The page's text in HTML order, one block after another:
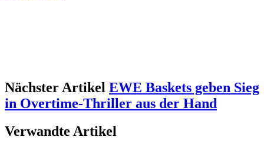
Nächster Artikel EWE Baskets geben Sieg
in Overtime-Thriller aus der Hand
Verwandte Artikel